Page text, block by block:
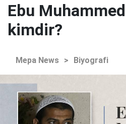
Ebu
kimdir?
Mepa News > Biyografi